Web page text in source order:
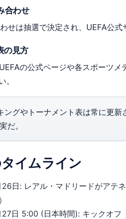
合わせ
せは抽選で決定され、UEFA公
の見方
の公式ページや各スポーツ
。
ングやトーナメント表は常に更
だ。
イムライン
26日: レアル・マドリードがアテ
27日 5:00 (日本時間): キックオフ